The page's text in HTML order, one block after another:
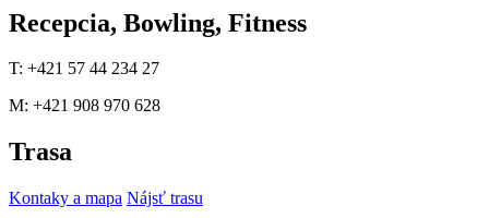
Recepcia, Bowling, Fitness
T: +421 57 44 234 27
M: +421 908 970 628
Trasa
Kontaky a mapa Nájsť trasu